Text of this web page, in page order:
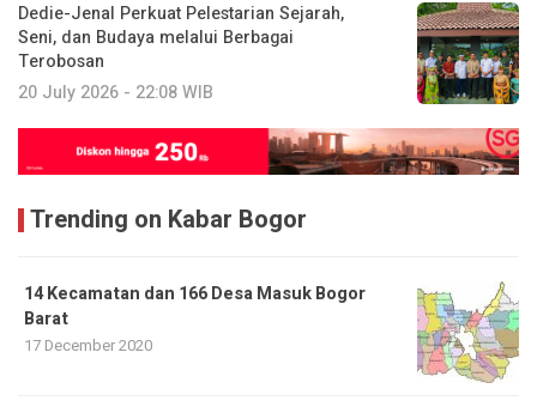
Dedie-Jenal Perkuat Pelestarian Sejarah,
Seni, dan Budaya melalui Berbagai
Terobosan
20 July 2026 - 22:08 WIB
Trending on Kabar Bogor
14 Kecamatan dan 166 Desa Masuk Bogor
Barat
17 December 2020